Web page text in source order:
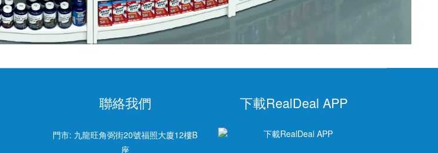
聯絡我們
門市: 九龍旺角弼街20號福照大廈12樓B
座
下載RealDeal APP